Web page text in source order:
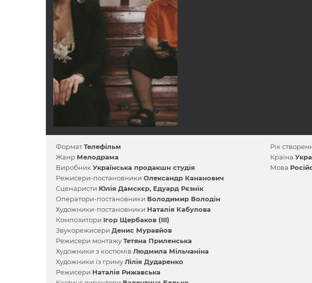
ФорматТелефільм
Жанр Мелодрама
Виробник Українська продакшн студія
Режисери-постановники Олександр Кананович
Сценаристи Юлія Дамскєр Едуард Рєзнік
Оператори-постановники Володимир Володін
Художники-постановники Наталія Кабулова
Композитори Ігор Щербаков (III)
Звукорежисери Денис Муравйов
Режисери монтажуТетяна Приленська
Художники з костюмів Людмила Мільчаніна
Художники із гримуЛілія Дударенко
Режисери Наталія Рижавська
Рік
Країна
Мова